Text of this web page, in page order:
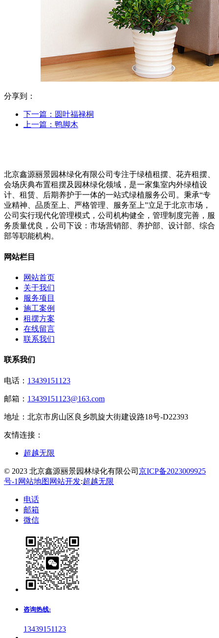
分享到：
下一篇： 圆叶福禄桐
上一篇： 鸭脚木
北京鑫源丽景园林绿化有限公司专注于绿植租摆、花卉租摆、
会场庆典布置租摆及园林绿化领域，是一家集室内外绿植设
计、租赁、后期养护于一体的一站式绿植服务公司。秉承“专
业精神、品质至上、严格管理、服务至上”立足于北京市场，
公司实行现代化管理模式，公司机构健全，管理制度完善，服
务质量优良，公司下设：市场营销部、养护部、设计部、综合
部等职能机构。
网站栏目
网站首页
关于我们
服务项目
施工案例
租摆方案
在线留言
联系我们
联系我们
电话： 13439151123
邮箱： 13439151123@163.com
地址： 北京市房山区良乡凯旋大街建设路18号-D22393
友情连接：
超越无限
© 2023 北京鑫源丽景园林绿化有限公司 京ICP备2023009925
号-1 网站地图 网站开发:超越无限
电话
邮箱
微信
咨询热线:
13439151123